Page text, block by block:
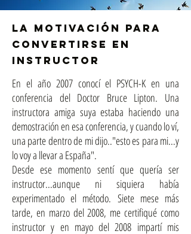
lA motivACIÓN PaRA
convertirse en
Instructor
En el año 2007 conocí el PSYCH-K en una
conferencia del Doctor Bruce Lipton. Una
instructora amiga suya estaba haciendo una
demostración en esa conferencia, y cuando lo ví,
una parte dentro de mi dijo.."esto es para mi...y
lo voy a llevar a España".
Desde ese momento sentí que quería ser
instructor...aunque ni siquiera había
experimentado el método. Siete mese más
tarde, en marzo del 2008, me certifiqué como
instructor y en mayo del 2008 impartí mis